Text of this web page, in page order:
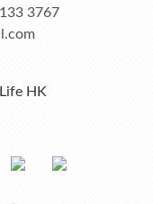
3767
HK